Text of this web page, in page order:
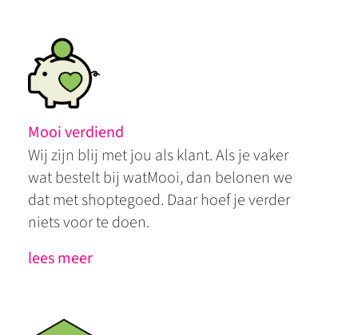
Mooi verdiend
Wij zijn blij met jou als klant. Als je vaker
wat bestelt bij watMooi, dan belonen we
dat met shoptegoed. Daar hoef je verder
niets voor te doen.
lees meer